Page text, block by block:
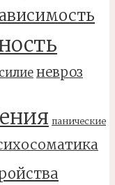
невроз
панические